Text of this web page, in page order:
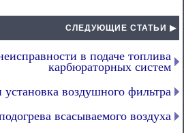
СЛЕДУЮЩИЕ СТАТЬИ ▶
в подаче топлива
карбюраторных систем
установка воздушного фильтра
всасываемого воздуха